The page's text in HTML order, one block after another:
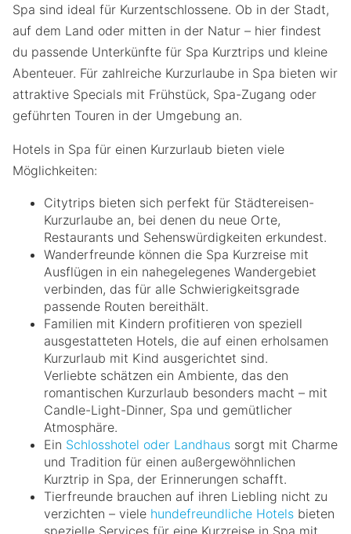
Spa sind ideal für Kurzentschlossene. Ob in der Stadt,
auf dem Land oder mitten in der Natur – hier findest
du passende Unterkünfte für Spa Kurztrips und kleine
Abenteuer. Für zahlreiche Kurzurlaube in Spa bieten wir
attraktive Specials mit Frühstück, Spa-Zugang oder
geführten Touren in der Umgebung an.
Hotels in Spa für einen Kurzurlaub bieten viele
Möglichkeiten:
Citytrips bieten sich perfekt für Städtereisen-
Kurzurlaube an, bei denen du neue Orte,
Restaurants und Sehenswürdigkeiten erkundest.
Wanderfreunde können die Spa Kurzreise mit
Ausflügen in ein nahegelegenes Wandergebiet
verbinden, das für alle Schwierigkeitsgrade
passende Routen bereithält.
Familien mit Kindern profitieren von speziell
ausgestatteten Hotels, die auf einen erholsamen
Kurzurlaub mit Kind ausgerichtet sind.
Verliebte schätzen ein Ambiente, das den
romantischen Kurzurlaub besonders macht – mit
Candle-Light-Dinner, Spa und gemütlicher
Atmosphäre.
Ein Schlosshotel oder Landhaus sorgt mit Charme
und Tradition für einen außergewöhnlichen
Kurztrip in Spa, der Erinnerungen schafft.
Tierfreunde brauchen auf ihren Liebling nicht zu
verzichten – viele hundefreundliche Hotels bieten
spezielle Services für eine Kurzreise in Spa mit